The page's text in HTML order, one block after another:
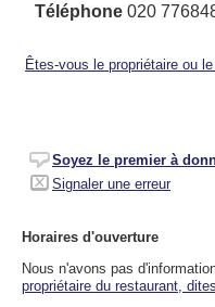
Téléphone 020
Êtes-vous le propriétaire ou
Soyez le premier à
Signaler une erreur
Horaires d'ouverture
Nous n'avons pas
propriétaire du restaurant,